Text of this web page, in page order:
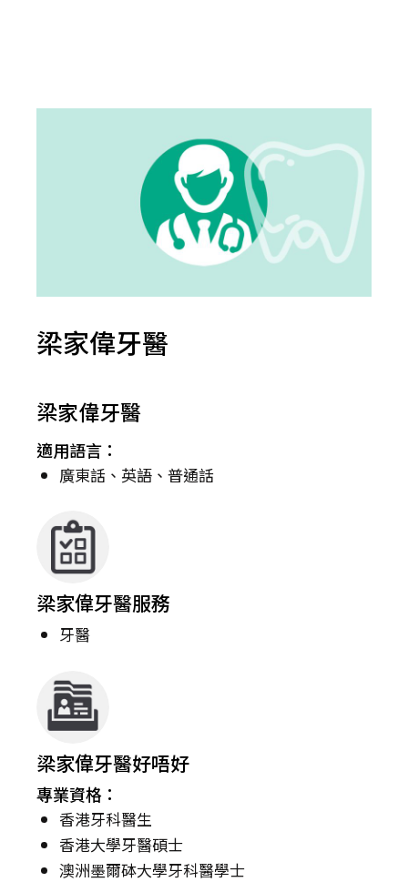
梁家偉牙醫
梁家偉牙醫
適用語言：
廣東話、英語、普通話
梁家偉牙醫服務
牙醫
梁家偉牙醫好唔好
專業資格：
香港牙科醫生
香港大學牙醫碩士
澳洲墨爾砵大學牙科醫學士